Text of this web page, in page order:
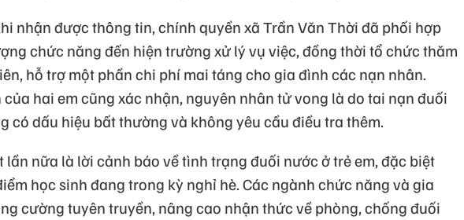
nhận được thông tin, chính quyền xã Trần Văn Thời đã phối hợp
chức năng đến hiện trường xử lý vụ việc, đồng thời tổ chức thăm
hỗ trợ một phần chi phí mai táng cho gia đình các nạn nhân.
hai em cũng xác nhận, nguyên nhân tử vong là do tai nạn đuối
có dấu hiệu bất thường và không yêu cầu điều tra thêm.
lần nữa là lời cảnh báo về tình trạng đuối nước ở trẻ em, đặc biệt
học sinh đang trong kỳ nghỉ hè. Các ngành chức năng và gia
cường tuyên truyền, nâng cao nhận thức về phòng, chống đuối